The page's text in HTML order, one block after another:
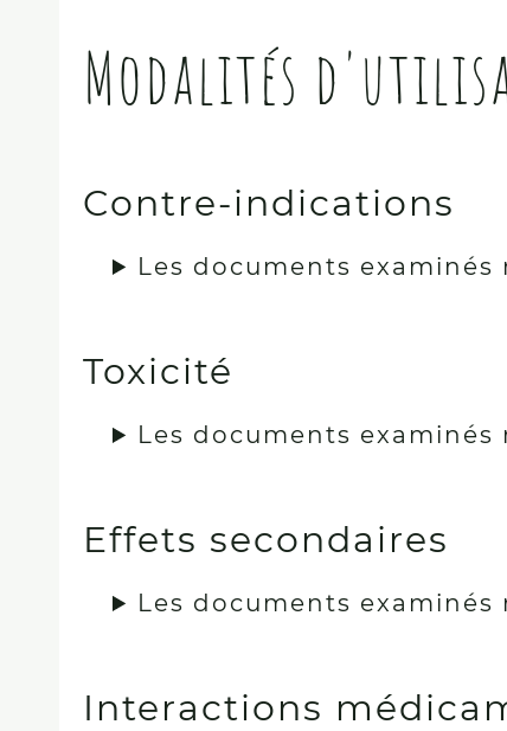
Modalités
Contre-indications
Les documents
Toxicité
Les documents
Effets secondaires
Les documents
Interactions